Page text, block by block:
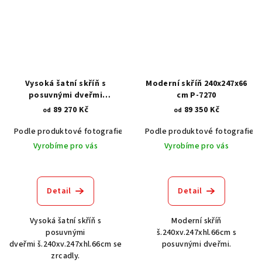
Vysoká šatní skříň s
posuvnými dveřmi
240x247x66 cm P-7283
od 89 270 Kč
Podle produktové fotografie
Akát vintage BT1551
Dub světlý
Vyrobíme pro vás
Detail
Vysoká šatní skříň s
posuvnými
dveřmi š.240xv.247xhl.66cm se
zrcadly.
Moderní skříň 240x247x66
cm P-7270
od 89 350 Kč
Podle produktové fotografie
Vyrobíme pro vás
Detail
Moderní skříň
š.240xv.247xhl.66cm s
posuvnými dveřmi.